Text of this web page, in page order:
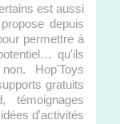
est aussi
depuis
permettre à
qu'ils
Hop'Toys
gratuits
témoignages
d'activités